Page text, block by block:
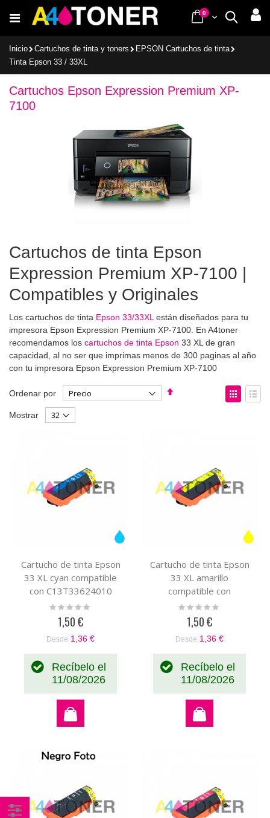
al
Buscar
Cart
0items
Inicio Cartuchos de tinta y toners
EPSON Cartuchos de tinta
Tinta Epson 33 / 33XL
Cartuchos Epson Expression Premium XP-
7100
Cartuchos de tinta Epson
Expression Premium XP-7100 |
Compatibles y Originales
Los cartuchos de tinta Epson 33/33XL están diseñados para tu
impresora Epson Expression Premium XP-7100. En A4toner
recomendamos los cartuchos de tinta Epson 33 XL de gran
capacidad, al no ser que imprimas menos de 300 paginas al año
con tu impresora Epson Expression Premium XP-7100
Ordenar por
Fijar
Ver
como
Mostrar
Cartucho de tinta Epson
33 XL cyan compatible
con C13T33624010
Rating:
1,50 €
Desde 1,36 €
Recíbelo el
11/08/2026
Cartucho de tinta Epson
33 XL amarillo
compatible con
C13T33644010
Rating:
1,50 €
Desde 1,36 €
Recíbelo el
11/08/2026